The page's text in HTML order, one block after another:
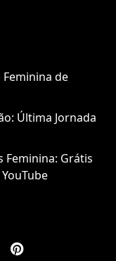
Feminina de
Última Jornada
Feminina: Grátis